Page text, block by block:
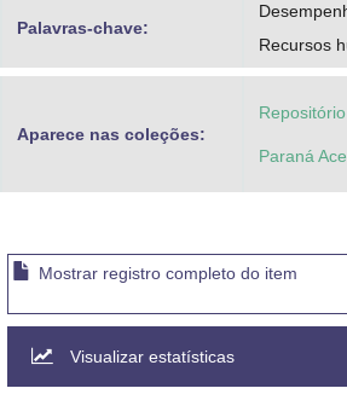
Palavras-chave:
Recursos
Aparece nas coleções:
Paraná
Mostrar registro completo do item
Visualizar estatísticas